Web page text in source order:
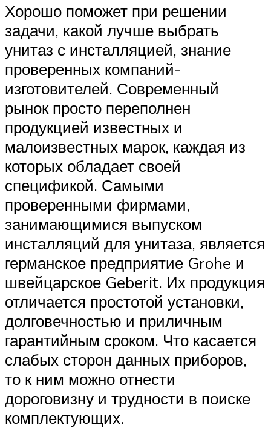
Хорошо поможет при решении
задачи, какой лучше выбрать
унитаз с инсталляцией, знание
проверенных компаний-
изготовителей. Современный
рынок просто переполнен
продукцией известных и
малоизвестных марок, каждая из
которых обладает своей
спецификой. Самыми
проверенными фирмами,
занимающимися выпуском
инсталляций для унитаза, является
германское предприятие Grohe и
швейцарское Geberit. Их продукция
отличается простотой установки,
долговечностью и приличным
гарантийным сроком. Что касается
слабых сторон данных приборов,
то к ним можно отнести
дороговизну и трудности в поиске
комплектующих.